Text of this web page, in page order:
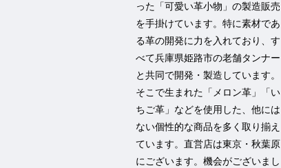
った「可愛い革小物」の製造販売
を手掛けています。特に素材であ
る革の開発に力を入れており、す
べて兵庫県姫路市の老舗タンナー
と共同で開発・製造しています。
そこで生まれた「メロン革」「い
ちご革」などを使用した、他には
ない個性的な商品を多く取り揃え
ています。直営店は東京・秋葉原
にございます。機会がございまし